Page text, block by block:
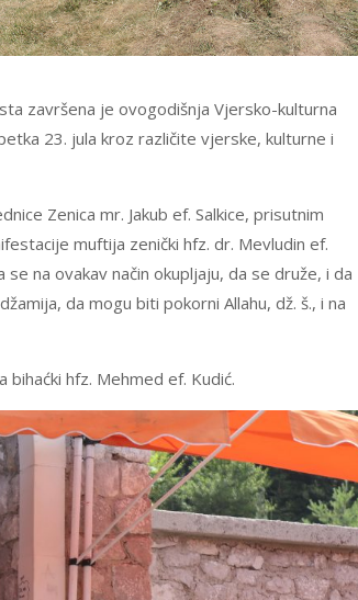
završena je ovogodišnja Vjersko-kulturna
23. jula kroz različite vjerske, kulturne i
Zenica mr. Jakub ef. Salkice, prisutnim
muftija zenički hfz. dr. Mevludin ef.
na ovakav način okupljaju, da se druže, i da
da mogu biti pokorni Allahu, dž. š., i na
hfz. Mehmed ef. Kudić.